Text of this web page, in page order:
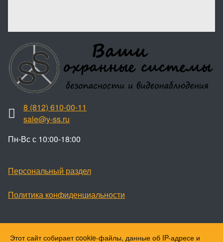
8 (812) 610-00-11
sale@y-ss.ru
Пн-Вс с 10:00-18:00
Персональный раздел
Политика конфиденциальности
Этот сайт собирает cookie-файлы, данные об IP-адресе и